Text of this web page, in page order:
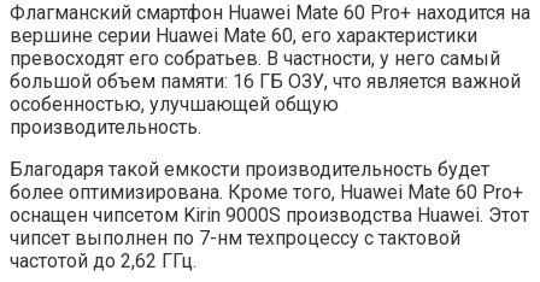
Флагманский смартфон Huawei Mate 60 Pro+ находится на
вершине серии Huawei Mate 60, его характеристики
превосходят его собратьев. В частности, у него самый
большой объем памяти: 16 ГБ ОЗУ, что является важной
особенностью, улучшающей общую
производительность.
Благодаря такой емкости производительность будет
более оптимизирована. Кроме того, Huawei Mate 60 Pro+
оснащен чипсетом Kirin 9000S производства Huawei. Этот
чипсет выполнен по 7-нм техпроцессу с тактовой
частотой до 2,62 ГГц.